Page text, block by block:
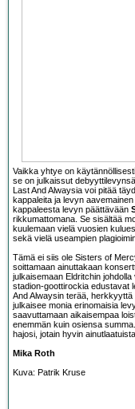
Vaikka yhtye on
se on julkaissut
Last And Alwaysia voi pitää
kappaleita ja levyn
kappaleesta levyn päättävään
rikkumattomana. Se sisältää
kuulemaan vielä vuosien
sekä vielä useampien
Tämä ei siis ole Sisters of
soittamaan ainuttakaan
julkaisemaan Eldritchin
stadion-goottirockia edustavat
And Alwaysin terää,
julkaisee monia erinomaisia
saavuttamaan aikaisempaa
enemmän kuin osiensa
hajosi, jotain hyvin
Mika Roth
Kuva: Patrik Kruse